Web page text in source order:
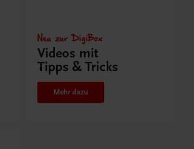
Neu zur DigiBox
Videos mit
Tipps & Tricks
Mehr dazu